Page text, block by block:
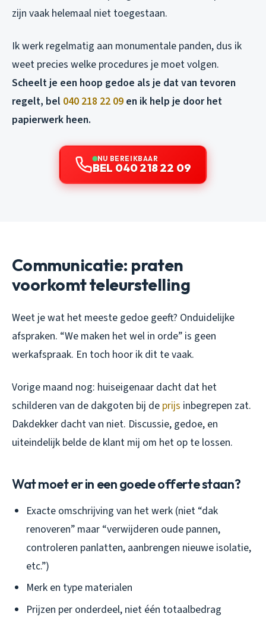
zijn vaak helemaal niet toegestaan.
Ik werk regelmatig aan monumentale panden, dus ik
weet precies welke procedures je moet volgen.
Scheelt je een hoop gedoe als je dat van tevoren
regelt, bel 040 218 22 09 en ik help je door het
papierwerk heen.
NU BEREIKBAAR
BEL 040 218 22 09
Communicatie: praten
voorkomt teleurstelling
Weet je wat het meeste gedoe geeft? Onduidelijke
afspraken. “We maken het wel in orde” is geen
werkafspraak. En toch hoor ik dit te vaak.
Vorige maand nog: huiseigenaar dacht dat het
schilderen van de dakgoten bij de prijs inbegrepen zat.
Dakdekker dacht van niet. Discussie, gedoe, en
uiteindelijk belde de klant mij om het op te lossen.
Wat moet er in een goede offerte staan?
Exacte omschrijving van het werk (niet “dak
renoveren” maar “verwijderen oude pannen,
controleren panlatten, aanbrengen nieuwe isolatie,
etc.”)
Merk en type materialen
Prijzen per onderdeel, niet één totaalbedrag